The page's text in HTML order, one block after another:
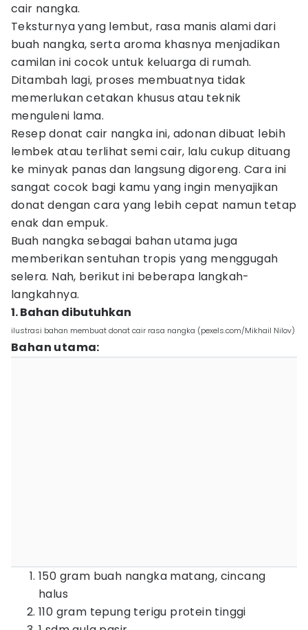
cair nangka.
Teksturnya yang lembut, rasa manis alami dari
buah nangka, serta aroma khasnya menjadikan
camilan ini cocok untuk keluarga di rumah.
Ditambah lagi, proses membuatnya tidak
memerlukan cetakan khusus atau teknik
menguleni lama.
Resep donat cair nangka ini, adonan dibuat lebih
lembek atau terlihat semi cair, lalu cukup dituang
ke minyak panas dan langsung digoreng. Cara ini
sangat cocok bagi kamu yang ingin menyajikan
donat dengan cara yang lebih cepat namun tetap
enak dan empuk.
Buah nangka sebagai bahan utama juga
memberikan sentuhan tropis yang menggugah
selera. Nah, berikut ini beberapa langkah-
langkahnya.
1. Bahan dibutuhkan
ilustrasi bahan membuat donat cair rasa nangka (pexels.com/Mikhail Nilov)
Bahan utama:
150 gram buah nangka matang, cincang
halus
110 gram tepung terigu protein tinggi